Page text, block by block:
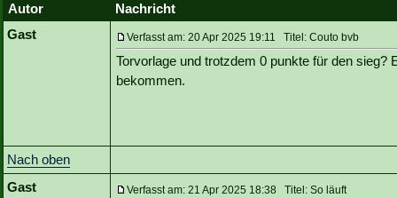
Autor
Nachricht
Gast
Verfasst am: 20 Apr 2025 19:11 Titel: Couto bvb
Torvorlage und trotzdem 0 punkte für den sieg?
bekommen.
Nach oben
Gast
Verfasst am: 21 Apr 2025 18:38 Titel: So läuft